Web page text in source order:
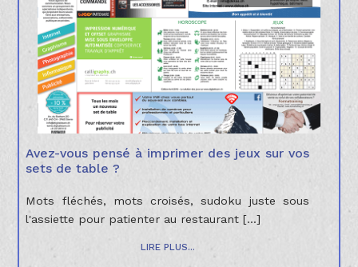
Avez-vous pensé à imprimer des jeux sur vos
sets de table ?
Mots fléchés, mots croisés, sudoku juste sous
l'assiette pour patienter au restaurant [...]
LIRE PLUS...